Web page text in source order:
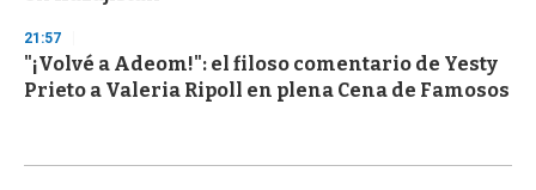
21:57
"¡Volvé a Adeom!": el filoso comentario de Yesty
Prieto a Valeria Ripoll en plena Cena de Famosos